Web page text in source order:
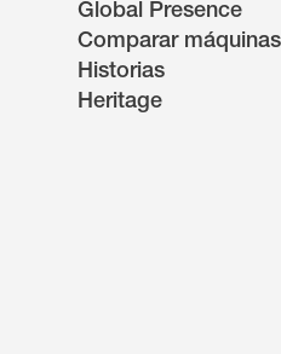
Global Presence
Comparar máquinas
Historias
Heritage